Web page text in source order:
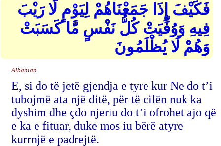
فَكَيْفَ إِذَا جَمَعْنَاهُمْ لِيَوْمٍ لَّا رَيْبَ
فِيهِ وَوُفِّيَتْ كُلُّ نَفْسٍ مَّا كَسَبَتْ
وَهُمْ لَا يُظْلَمُونَ
Albanian
E, si do të jetë gjendja e tyre kur Ne do t’i
tubojmë ata një ditë, për të cilën nuk ka
dyshim dhe çdo njeriu do t’i ofrohet ajo që
e ka e fituar, duke mos iu bërë atyre
kurrnjë e padrejtë.